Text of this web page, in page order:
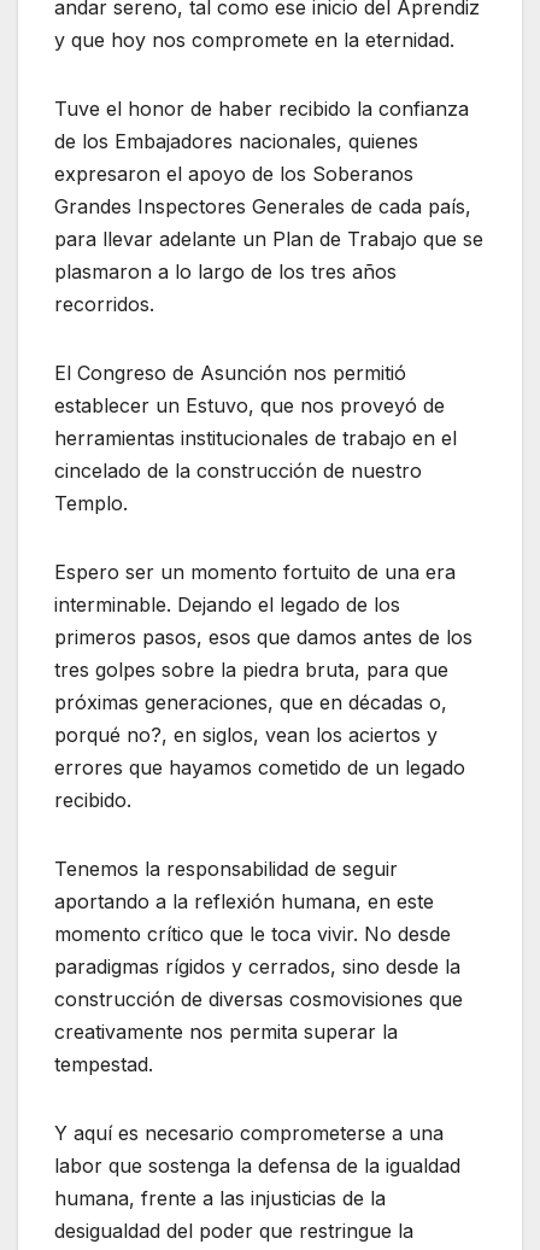
andar sereno, tal como ese inicio del Aprendiz
y que hoy nos compromete en la eternidad.
Tuve el honor de haber recibido la confianza
de los Embajadores nacionales, quienes
expresaron el apoyo de los Soberanos
Grandes Inspectores Generales de cada país,
para llevar adelante un Plan de Trabajo que se
plasmaron a lo largo de los tres años
recorridos.
El Congreso de Asunción nos permitió
establecer un Estuvo, que nos proveyó de
herramientas institucionales de trabajo en el
cincelado de la construcción de nuestro
Templo.
Espero ser un momento fortuito de una era
interminable. Dejando el legado de los
primeros pasos, esos que damos antes de los
tres golpes sobre la piedra bruta, para que
próximas generaciones, que en décadas o,
porqué no?, en siglos, vean los aciertos y
errores que hayamos cometido de un legado
recibido.
Tenemos la responsabilidad de seguir
aportando a la reflexión humana, en este
momento crítico que le toca vivir. No desde
paradigmas rígidos y cerrados, sino desde la
construcción de diversas cosmovisiones que
creativamente nos permita superar la
tempestad.
Y aquí es necesario comprometerse a una
labor que sostenga la defensa de la igualdad
humana, frente a las injusticias de la
desigualdad del poder que restringue la